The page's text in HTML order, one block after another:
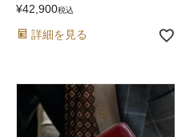
¥42,900税込
詳細を見る